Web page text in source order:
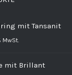
mit Tansanit
MwSt.
mit Brillant